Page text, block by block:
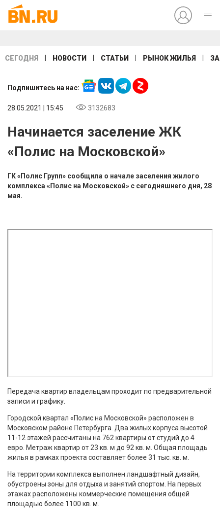
СЕГОДНЯ НОВОСТИ СТАТЬИ РЫНОК ЖИЛЬЯ
Подпишитесь на нас:
28.05.2021 | 15:45 3132683
Начинается заселение ЖК
«Полис на Московской»
ГК «Полис Групп» сообщила о начале заселения жилого
комплекса «Полис на Московской» с сегодняшнего дня, 28
мая.
Передача квартир владельцам проходит по предварительной
записи и графику.
Городской квартал «Полис на Московской» расположен в
Московском районе Петербурга. Два жилых корпуса высотой
11-12 этажей рассчитаны на 762 квартиры от студий до 4
евро. Метраж квартир от 23 кв. м до 92 кв. м. Общая площадь
жилья в рамках проекта составляет более 31 тыс. кв. м.
На территории комплекса выполнен ландшафтный дизайн,
обустроены зоны для отдыха и занятий спортом. На первых
этажах расположены коммерческие помещения общей
площадью более 1100 кв. м.